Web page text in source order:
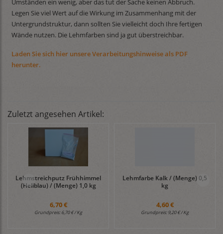
Umständen ein wenig, aber das tut der Sache keinen Abbruch.
Legen Sie viel Wert auf die Wirkung im Zusammenhang mit der
Untergrundstruktur, dann sollten Sie vielleicht doch Ihre fertigen
Wände nutzen. Die Lehmfarben sind ja gut überstreichbar.
Laden Sie sich hier unsere Verarbeitungshinweise als PDF
herunter.
Zuletzt angesehen Artikel:
Lehmstreichputz Frühhimmel
(Hellblau) / (Menge) 1,0 kg
6,70 €
Grundpreis:6,70 € / Kg
Lehmfarbe Kalk / (Menge) 0,5
kg
4,60 €
Grundpreis:9,20 € / Kg